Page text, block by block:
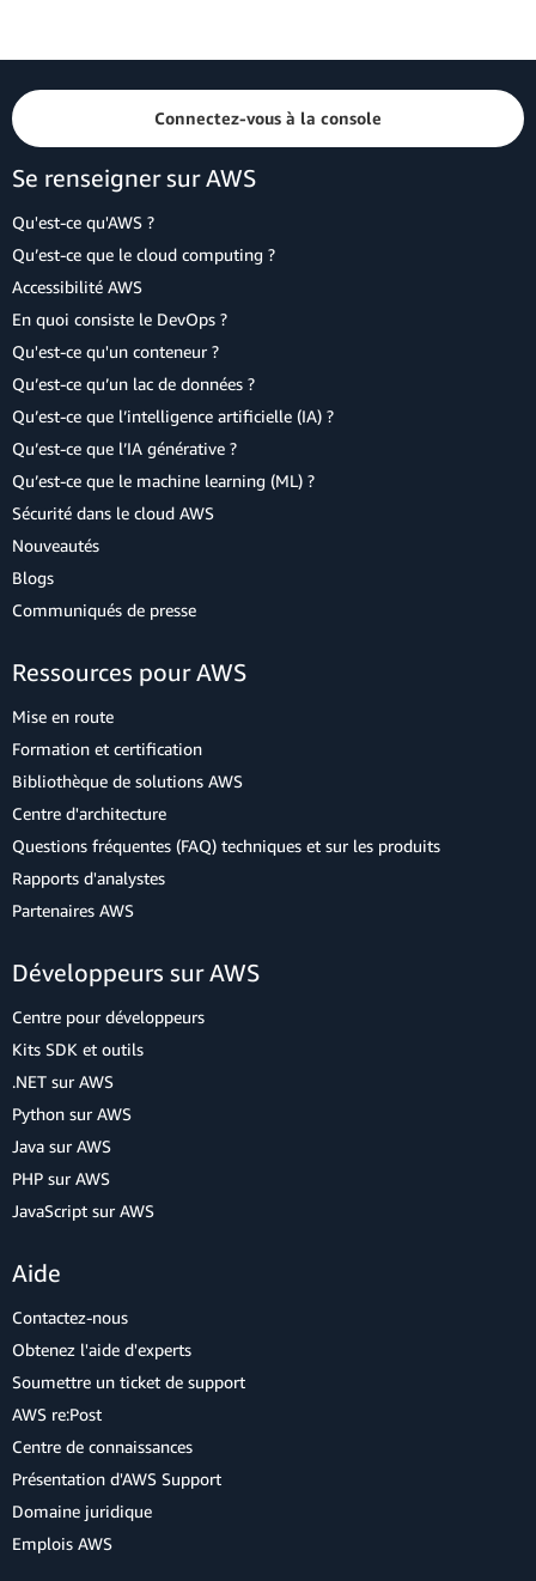
Connectez-vous à la console
Se renseigner sur AWS
Qu'est-ce qu'AWS ?
Qu’est-ce que le cloud computing ?
Accessibilité AWS
En quoi consiste le DevOps ?
Qu'est-ce qu'un conteneur ?
Qu’est-ce qu’un lac de données ?
Qu’est-ce que l’intelligence artificielle (IA) ?
Qu’est-ce que l’IA générative ?
Qu’est-ce que le machine learning (ML) ?
Sécurité dans le cloud AWS
Nouveautés
Blogs
Communiqués de presse
Ressources pour AWS
Mise en route
Formation et certification
Bibliothèque de solutions AWS
Centre d'architecture
Questions fréquentes (FAQ) techniques et sur les produits
Rapports d'analystes
Partenaires AWS
Développeurs sur AWS
Centre pour développeurs
Kits SDK et outils
.NET sur AWS
Python sur AWS
Java sur AWS
PHP sur AWS
JavaScript sur AWS
Aide
Contactez-nous
Obtenez l'aide d'experts
Soumettre un ticket de support
AWS re:Post
Centre de connaissances
Présentation d'AWS Support
Domaine juridique
Emplois AWS